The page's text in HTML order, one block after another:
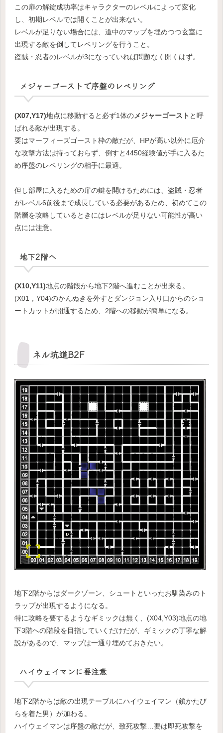
この扉の解錠成功率はキャラクターのレベルによって変化
し、初期レベルでは開くことが出来ない。
レベルが足りない場合には、道中のマップを埋めつつ玄室に
出現する敵を倒してレベリングを行うこと。
盗賊・忍者のレベルが3になっていれば問題なく開くはず。
メジャーゴーストで序盤のレベリング
(X07,Y17)地点に移動すると必ず1体のメジャーゴースト と呼
ばれる敵が出現する。
要はマーフィーズゴースト枠の敵だが、HPが高い以外に厄介
な攻撃方法は持っておらず、倒すと4450経験値が手に入るた
め序盤のレベリングの相手に最適。
但し部屋に入るための扉の鍵を開けるためには、盗賊・忍者
がレベル6前後まで成長している必要があるため、初めてこの
階層を攻略しているときにはレベルが足りない可能性が高い
点には注意。
地下2階へ
(X10,Y11)地点の階段から地下2階へ進むことが出来る。
(X01，Y04)のかんぬきを外すとダンジョン入り口からのショ
ートカットが開通するため、2階への移動が簡単になる。
ネル坑道B2F
地下2階からはダークゾーン、シュートといったお馴染みのト
ラップが出現するようになる。
特に攻略を要するようなギミックは無く、(X04,Y03)地点の地
下3階への階段を目指していくだけだが、ギミックの丁寧な解
説があるので、マップは一通り埋めておきたい。
ハイウェイマンに要注意
地下2階からは敵の出現テーブルにハイウェイマン（鎖かたび
らを着た男）が加わる。
ハイウェイマンは序盤の敵だが、致死攻撃…要は即死攻撃を